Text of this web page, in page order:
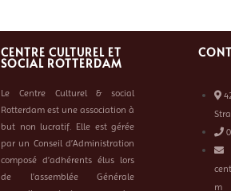
CENTRE CULTUREL ET
SOCIAL ROTTERDAM
Le Centre Culturel & social
Rotterdam est une association à
but non lucratif. Elle est gérée
par un Conseil d’Administration
composé d’adhérents élus lors
de l’assemblée Générale
m